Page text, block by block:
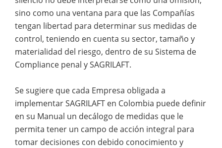
sino como una ventana para que las Compañías
tengan libertad para determinar sus medidas de
control, teniendo en cuenta su sector, tamaño y
materialidad del riesgo, dentro de su Sistema de
Compliance penal y SAGRILAFT.
Se sugiere que cada Empresa obligada a
implementar SAGRILAFT en Colombia puede definir
en su Manual un decálogo de medidas que le
permita tener un campo de acción integral para
tomar decisiones con debido conocimiento y